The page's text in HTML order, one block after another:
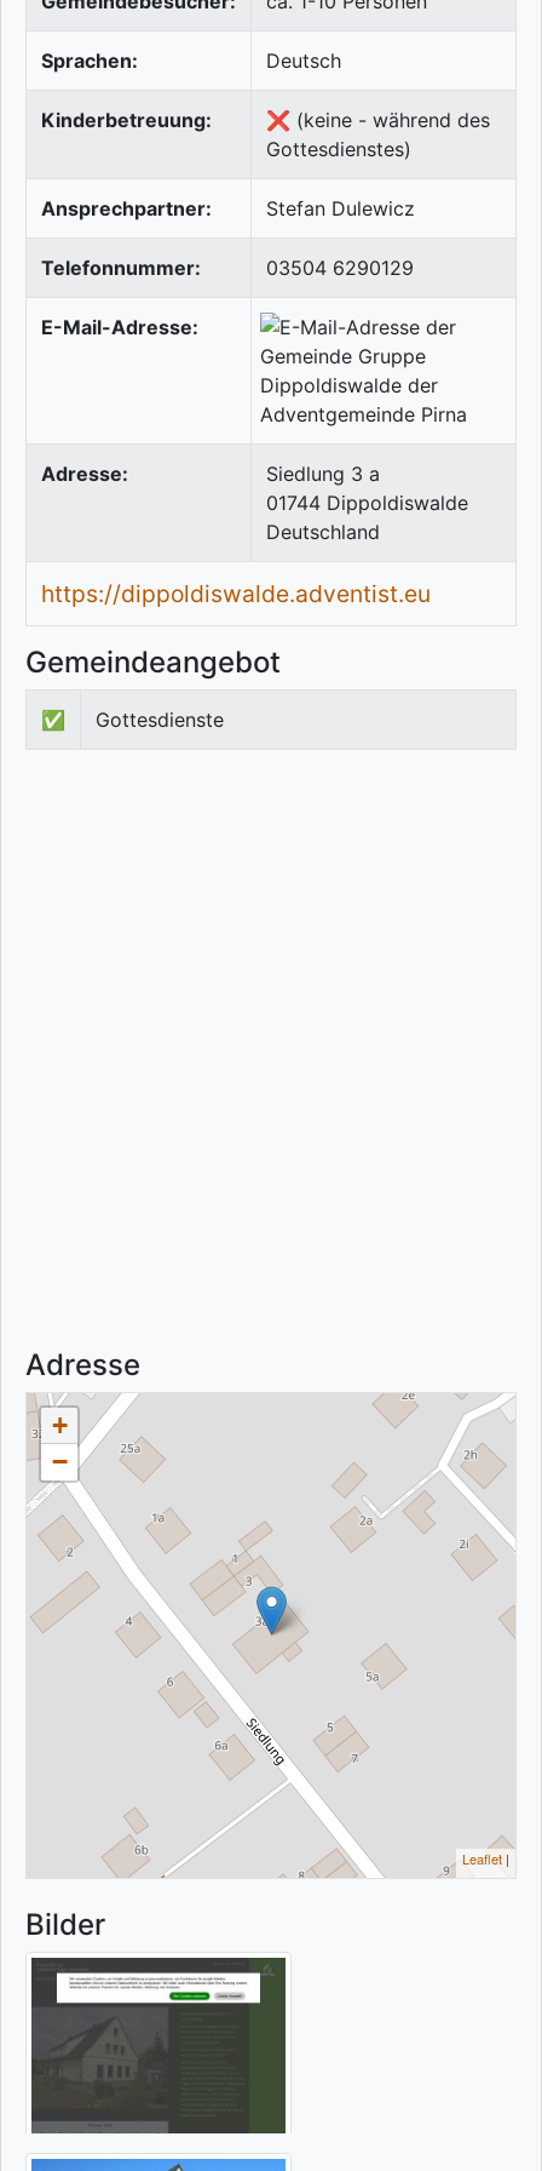
Sprachen: Deutsch
Kinderbetreuung:
❌ (keine - während des
Gottesdienstes)
Ansprechpartner: Stefan Dulewicz
Telefonnummer: 03504 6290129
E-Mail-Adresse:
Adresse:
Siedlung 3 a
01744 Dippoldiswalde
Deutschland
https://dippoldiswalde.adventist.eu
Gemeindeangebot
✅ Gottesdienste
Adresse
+
−
Leaflet |
Bilder